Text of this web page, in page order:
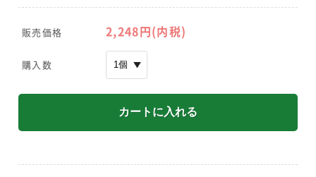
販売価格 2,248円(内税)
購入数